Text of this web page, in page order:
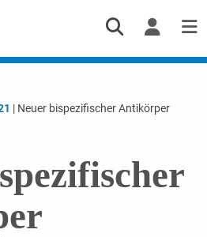
| Neuer bispezifischer Antikörper